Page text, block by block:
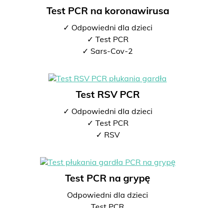
Test PCR na koronawirusa
✓ Odpowiedni dla dzieci
✓ Test PCR
✓ Sars-Cov-2
Test RSV PCR
✓ Odpowiedni dla dzieci
✓ Test PCR
✓ RSV
Test PCR na grypę
Odpowiedni dla dzieci